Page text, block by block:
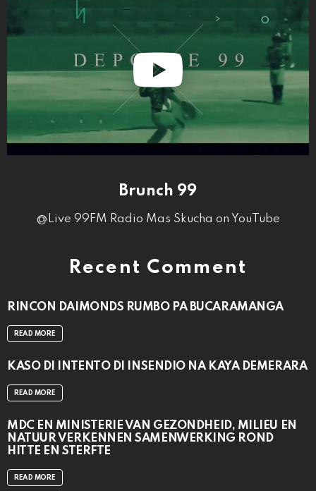
Brunch 99
@Live 99FM Radio Mas Skucha on YouTube
Recent Comment
RINCON DAIMONDS RUMBO PA BUCARAMANGA
READ MORE
KASO DI INTENTO DI INSENDIO NA KAYA DEMERARA
READ MORE
MDC EN MINISTERIE VAN GEZONDHEID, MILIEU EN
NATUUR VERKENNEN SAMENWERKING ROND
HITTE EN STERFTE
READ MORE